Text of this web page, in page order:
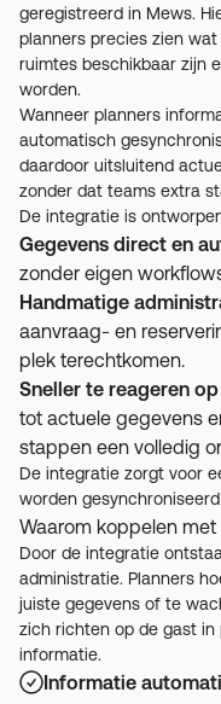
geregistreerd in Mews.
planners precies zien
ruimtes beschikbaar zijn
worden.
Wanneer planners
automatisch
daardoor uitsluitend
zonder dat teams extra
De integratie is
Gegevens direct en
zonder eigen
Handmatige
aanvraag- en
plek terechtkomen.
Sneller te reageren
tot actuele gegevens
stappen een volledig
De integratie zorgt voor
worden
Waarom koppelen
Door de integratie
administratie. Planners
juiste gegevens of te
zich richten op de gast in
informatie.
Informatie